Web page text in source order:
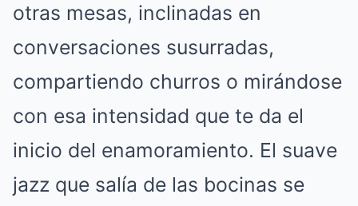
otras mesas, inclinadas en
conversaciones susurradas,
compartiendo churros o mirándose
con esa intensidad que te da el
inicio del enamoramiento. El suave
jazz que salía de las bocinas se